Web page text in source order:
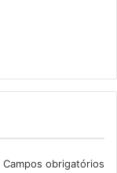
Campos obrigatórios